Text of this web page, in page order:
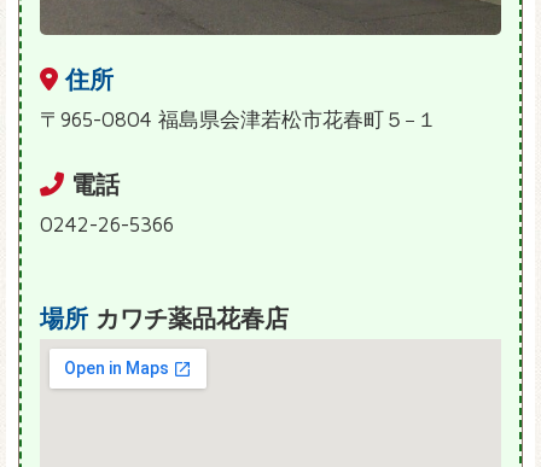
住所
〒965-0804 福島県会津若松市花春町５−１
電話
0242-26-5366
場所 カワチ薬品花春店